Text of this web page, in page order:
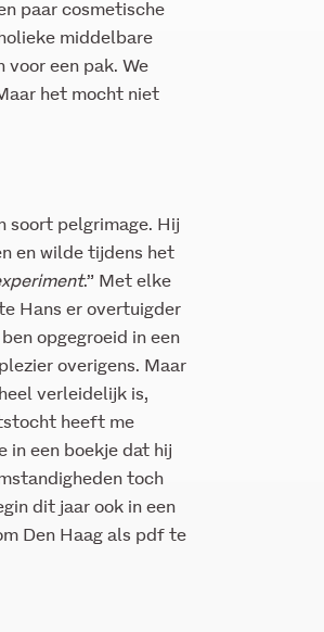
paar cosmetische
middelbare
voor een pak. We
het mocht niet
soort pelgrimage. Hij
en wilde tijdens het
.” Met elke
Hans er overtuigder
opgegroeid in een
overigens. Maar
verleidelijk is,
heeft me
in een boekje dat hij
toch
dit jaar ook in een
Den Haag als pdf te